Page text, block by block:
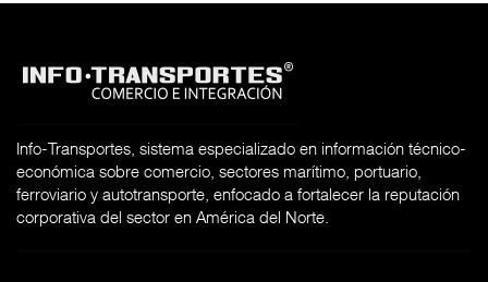
Info-Transportes, sistema especializado en información técnico-
económica sobre comercio, sectores marítimo, portuario,
ferroviario y autotransporte, enfocado a fortalecer la reputación
corporativa del sector en América del Norte.